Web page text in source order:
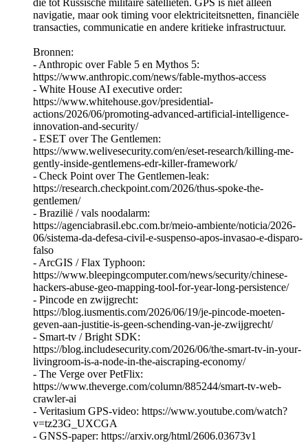
die tot Russische militaire satellieten. GPS is niet alleen
navigatie, maar ook timing voor elektriciteitsnetten, financiële
transacties, communicatie en andere kritieke infrastructuur.
Bronnen:
- Anthropic over Fable 5 en Mythos 5:
https://www.anthropic.com/news/fable-mythos-access
- White House AI executive order:
https://www.whitehouse.gov/presidential-
actions/2026/06/promoting-advanced-artificial-intelligence-
innovation-and-security/
- ESET over The Gentlemen:
https://www.welivesecurity.com/en/eset-research/killing-me-
gently-inside-gentlemens-edr-killer-framework/
- Check Point over The Gentlemen-leak:
https://research.checkpoint.com/2026/thus-spoke-the-
gentlemen/
- Brazilië / vals noodalarm:
https://agenciabrasil.ebc.com.br/meio-ambiente/noticia/2026-
06/sistema-da-defesa-civil-e-suspenso-apos-invasao-e-disparo-
falso
- ArcGIS / Flax Typhoon:
https://www.bleepingcomputer.com/news/security/chinese-
hackers-abuse-geo-mapping-tool-for-year-long-persistence/
- Pincode en zwijgrecht:
https://blog.iusmentis.com/2026/06/19/je-pincode-moeten-
geven-aan-justitie-is-geen-schending-van-je-zwijgrecht/
- Smart-tv / Bright SDK:
https://blog.includesecurity.com/2026/06/the-smart-tv-in-your-
livingroom-is-a-node-in-the-aiscraping-economy/
- The Verge over PetFlix:
https://www.theverge.com/column/885244/smart-tv-web-
crawler-ai
- Veritasium GPS-video: https://www.youtube.com/watch?
v=tz23G_UXCGA
- GNSS-paper: https://arxiv.org/html/2606.03673v1